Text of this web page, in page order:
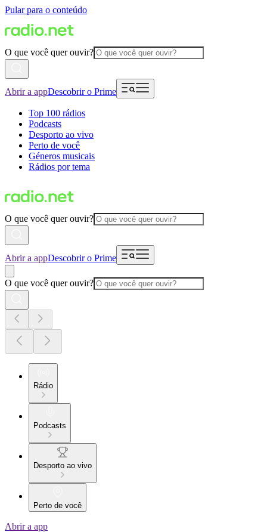
Pular para o conteúdo
O que você quer ouvir?
Abrir a appDescobrir o Prime
Top 100 rádios
Podcasts
Desporto ao vivo
Perto de você
Géneros musicais
Rádios por tema
O que você quer ouvir?
Abrir a appDescobrir o Prime
O que você quer ouvir?
Rádio
Podcasts
Desporto ao vivo
Perto de você
Abrir a app